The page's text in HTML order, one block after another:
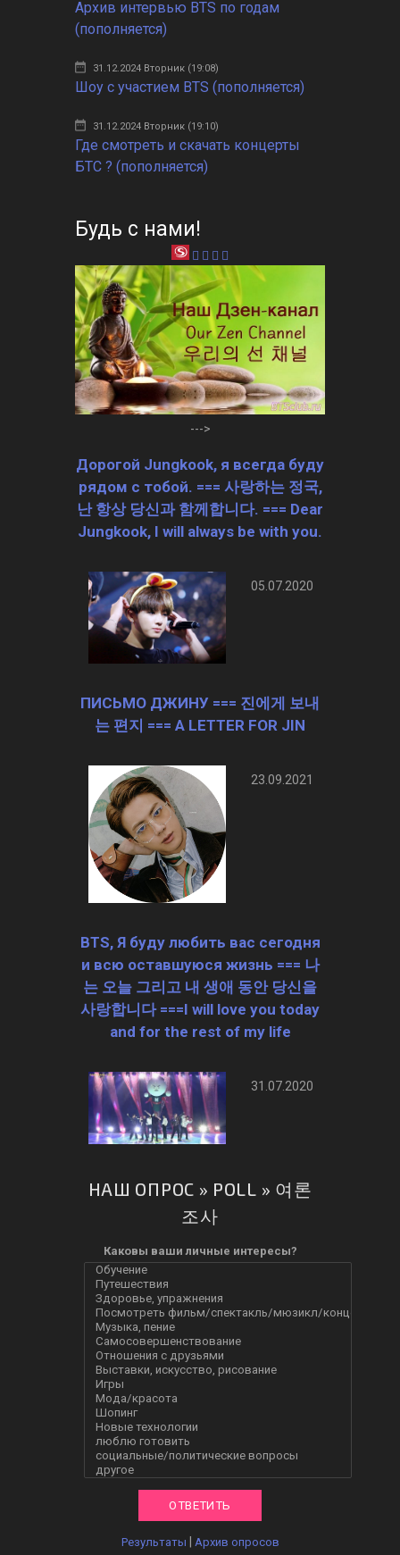
Архив интервью BTS по годам
(пополняется)
31.12.2024 Вторник (19:08)
Шоу с участием BTS (пополняется)
31.12.2024 Вторник (19:10)
Где смотреть и скачать концерты
БТС ? (пополняется)
Будь с нами!
--->
Дорогой Jungkook, я всегда буду
рядом с тобой. === 사랑하는 정국,
난 항상 당신과 함께합니다. === Dear
Jungkook, I will always be with you.
05.07.2020
ПИСЬМО ДЖИНУ === 진에게 보내
는 편지 === A LETTER FOR JIN
23.09.2021
BTS, Я буду любить вас сегодня
и всю оставшуюся жизнь === 나
는 오늘 그리고 내 생애 동안 당신을
사랑합니다 ===I will love you today
and for the rest of my life
31.07.2020
НАШ ОПРОС » POLL » 여론
조사
Каковы ваши личные интересы?
Результаты
Архив опросов